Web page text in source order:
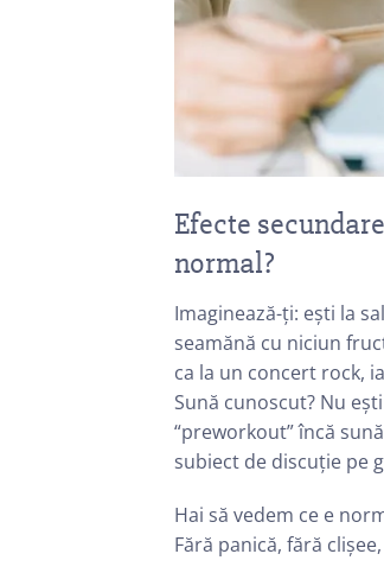
Efecte
normal?
Imaginează-ți: ești la
seamănă cu niciun
ca la un concert rock,
Sună cunoscut? Nu
“preworkout” încă
subiect de discuție pe
Hai să vedem ce e
Fără panică, fără